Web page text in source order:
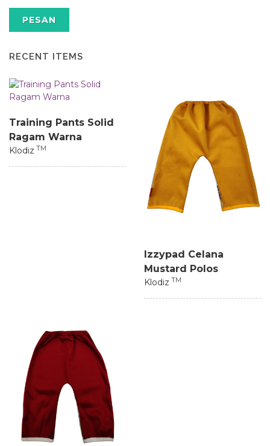
PESAN
RECENT ITEMS
Training Pants Solid
Ragam Warna
Klodiz TM
Izzypad Celana
Mustard Polos
Klodiz TM